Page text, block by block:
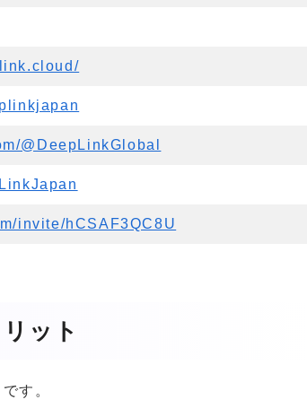
@DeepLinkGlobal
invite/hCSAF3QC8U
ット
す。